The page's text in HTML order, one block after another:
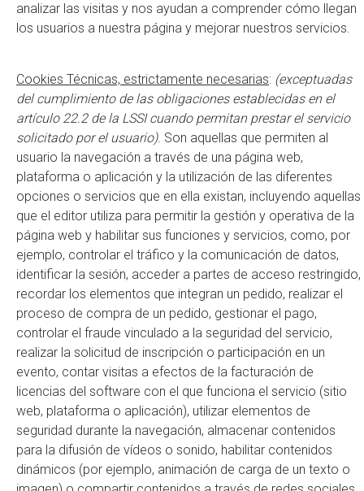
analizar las visitas y nos ayudan a comprender cómo llegan
los usuarios a nuestra página y mejorar nuestros servicios.
Cookies Técnicas, estrictamente necesarias: (exceptuadas
del cumplimiento de las obligaciones establecidas en el
artículo 22.2 de la LSSI cuando permitan prestar el servicio
solicitado por el usuario). Son aquellas que permiten al
usuario la navegación a través de una página web,
plataforma o aplicación y la utilización de las diferentes
opciones o servicios que en ella existan, incluyendo aquellas
que el editor utiliza para permitir la gestión y operativa de la
página web y habilitar sus funciones y servicios, como, por
ejemplo, controlar el tráfico y la comunicación de datos,
identificar la sesión, acceder a partes de acceso restringido,
recordar los elementos que integran un pedido, realizar el
proceso de compra de un pedido, gestionar el pago,
controlar el fraude vinculado a la seguridad del servicio,
realizar la solicitud de inscripción o participación en un
evento, contar visitas a efectos de la facturación de
licencias del software con el que funciona el servicio (sitio
web, plataforma o aplicación), utilizar elementos de
seguridad durante la navegación, almacenar contenidos
para la difusión de vídeos o sonido, habilitar contenidos
dinámicos (por ejemplo, animación de carga de un texto o